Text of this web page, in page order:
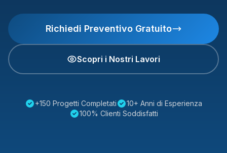
Richiedi Preventivo Gratuito
Scopri i Nostri Lavori
+150 Progetti Completati
10+ Anni di Esperienza
100% Clienti Soddisfatti